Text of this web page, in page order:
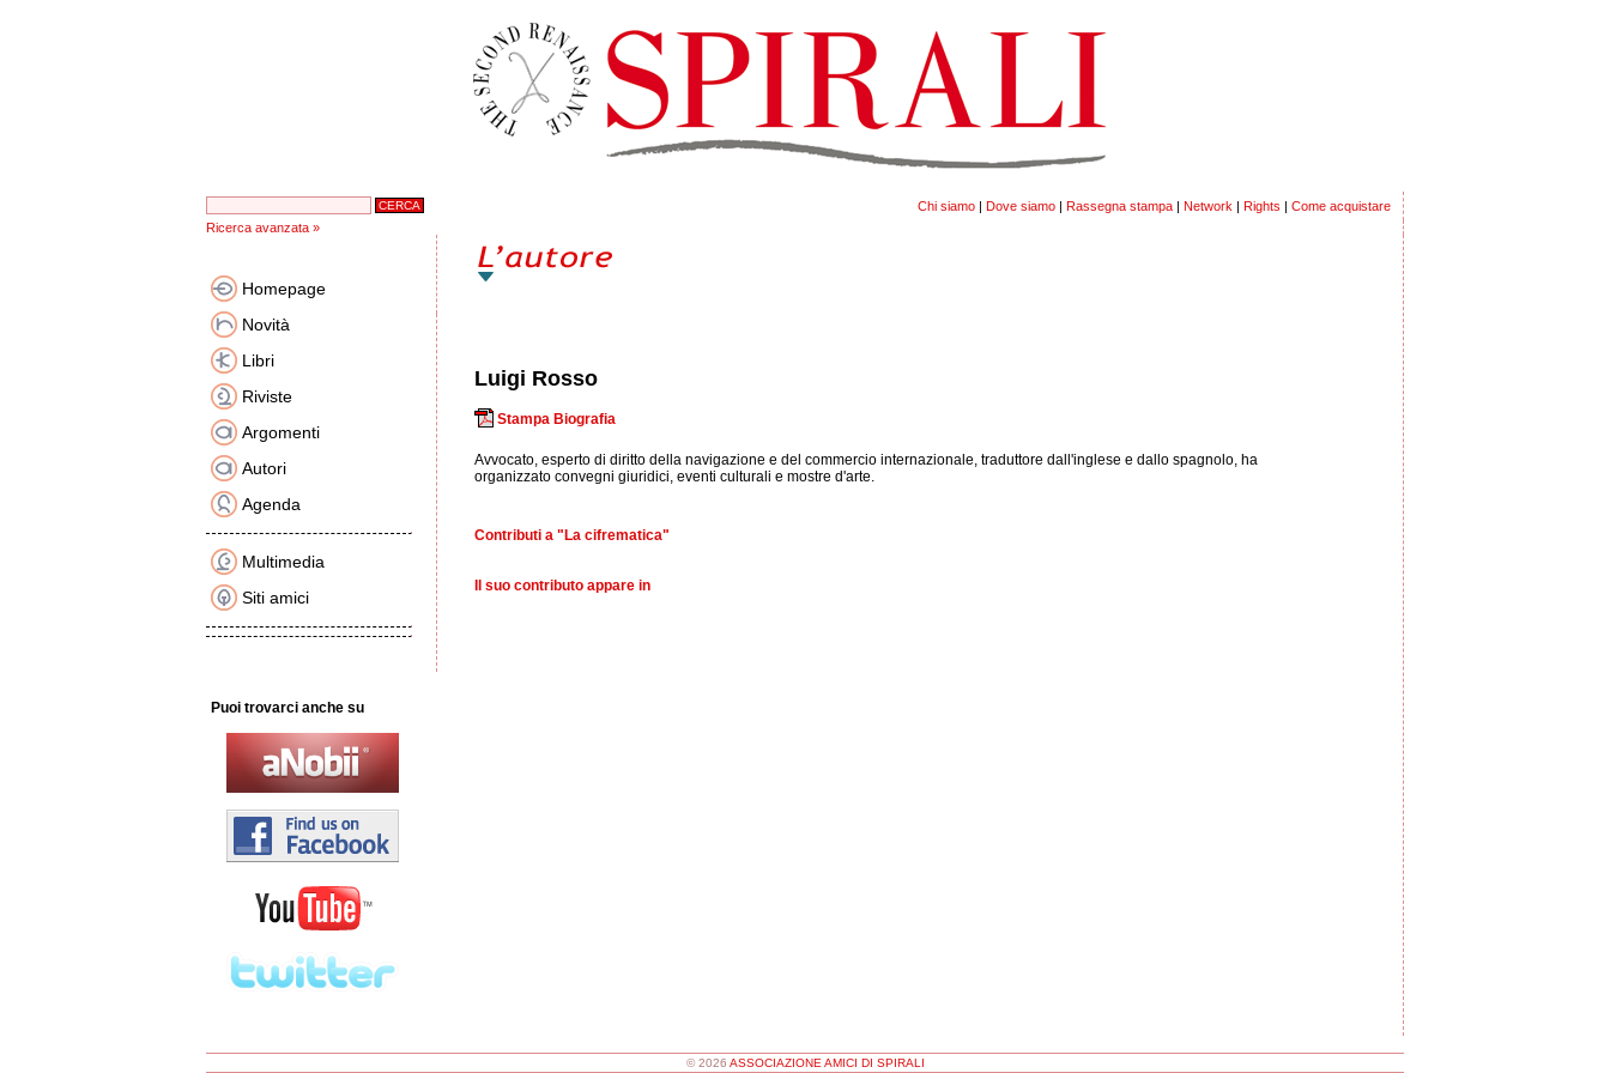
Chi siamo | Dove siamo | Rassegna stampa | Network | Rights | Come acquistare
Ricerca avanzata »
Homepage
Novità
Libri
Riviste
Argomenti
Autori
Agenda
Multimedia
Siti amici
Puoi trovarci anche su
Luigi Rosso
Stampa Biografia
Avvocato, esperto di diritto della navigazione e del commercio internazionale, traduttore dall'inglese e dallo spagnolo, ha
organizzato convegni giuridici, eventi culturali e mostre d'arte.
Contributi a "La cifrematica"
Il suo contributo appare in
© 2026 ASSOCIAZIONE AMICI DI SPIRALI